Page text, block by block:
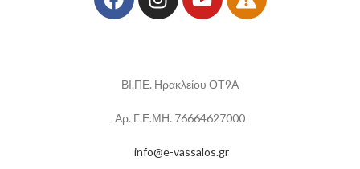
ΒΙ.ΠΕ. Ηρακλείου ΟΤ9Α
Αρ. Γ.Ε.ΜΗ. 76664627000
info@e-vassalos.gr